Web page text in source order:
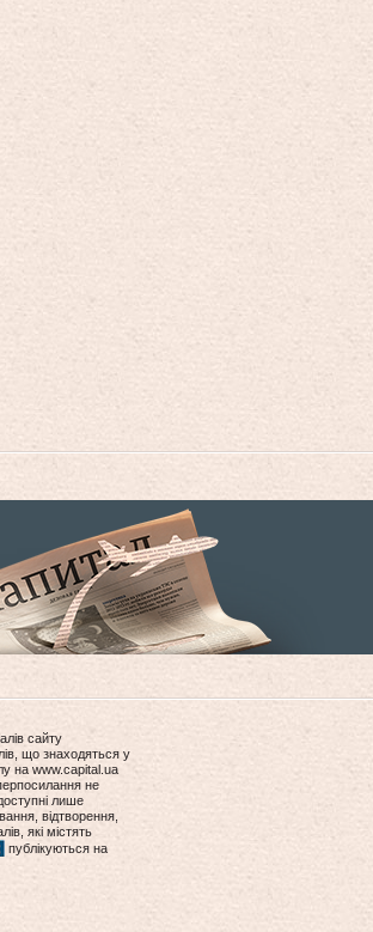
сайту
що знаходяться у
на www.capital.ua
не
лише
відтворення,
які містять
публікуються на